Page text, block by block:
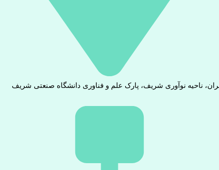
ناحیه نوآوری شریف، پارک علم و فناوری دانشگاه صنعتی شریف